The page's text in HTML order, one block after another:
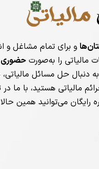
و برای تمام مشاغل
مالیاتی را به‌صورت حضوری
دنبال حل مسائل
مالیاتی هستید، با ما
رایگان می‌توانید همین